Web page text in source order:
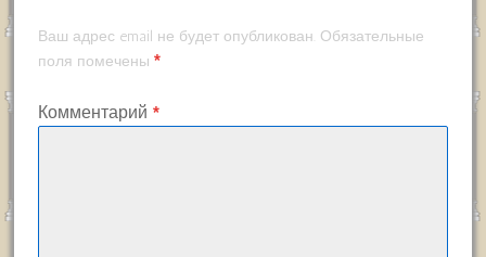
Ваш адрес email не будет опубликован. Обязательные
поля помечены *
Комментарий *